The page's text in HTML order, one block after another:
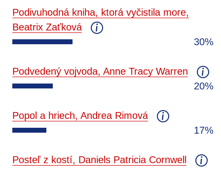
Podivuhodná kniha, ktorá vyčistila more,
Beatrix Zaťková
30%
Podvedený vojvoda, Anne Tracy Warren
20%
Popol a hriech, Andrea Rimová
17%
Posteľ z kostí, Daniels Patricia Cornwell